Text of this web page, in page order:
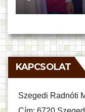
KAPCSOLAT
Szegedi Radnóti